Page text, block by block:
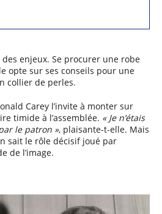
enjeux. Se procurer une robe
opte sur ses conseils pour une
collier de perles.
Carey l’invite à monter sur
timide à l’assemblée. « Je n’étais
le patron », plaisante-t-elle. Mais
sait le rôle décisif joué par
de l’image.